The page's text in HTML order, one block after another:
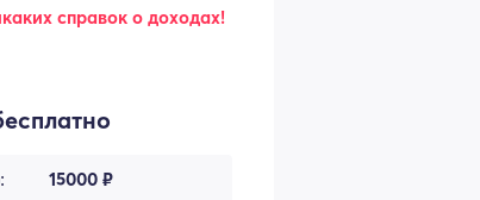
справок о доходах!
15000 ₽